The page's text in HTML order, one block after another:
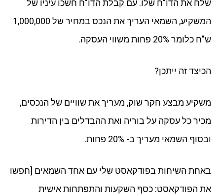
שלח את הדו"ח שלו. עם קבלת הדו"ח חשכו עיניו של
המשקיע, השמאי העריך את הנכס במחיר של 1,000,000
ש"ח כלומר 20% פחות משווי העסקה.
הכיצד זה ייתכן?
משקיע מבצע חקר שוק, מעריך את שוויים של הנכסים,
מכיר כל עסקה על בוריה ואת ההבדלים בין הדירות
ובסוף השמאי מעריך ב- 20% פחות.
באחת השיחות בפודקאסט שלי עם אחד השמאים [חפשו
את הפודקאסט: כסף השקעות והתפתחות אישית